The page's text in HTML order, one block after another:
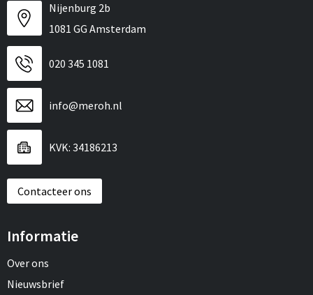
Nijenburg 2b
1081 GG Amsterdam
020 345 1081
info@meroh.nl
KVK: 34186213
Contacteer ons
Informatie
Over ons
Nieuwsbrief